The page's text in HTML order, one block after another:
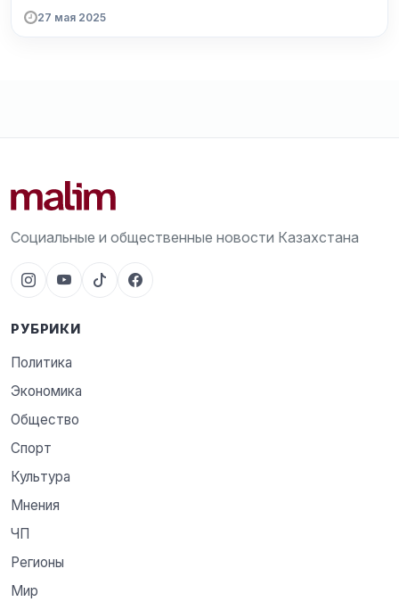
27 мая 2025
Социальные и общественные новости Казахстана
РУБРИКИ
Политика
Экономика
Общество
Спорт
Культура
Мнения
ЧП
Регионы
Мир